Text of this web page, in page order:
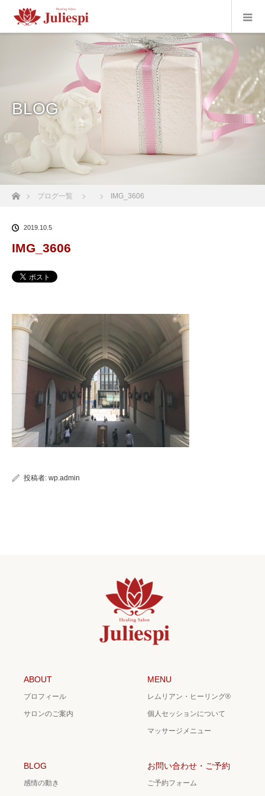
BLOG
ホームブログ一覧 IMG_3606
2019.10.5
IMG_3606
投稿者: wp.admin
ABOUT
プロフィール
サロンのご案内
MENU
レムリアン・ヒーリング®
個人セッションについて
マッサージメニュー
BLOG
感情の動き
お問い合わせ・ご予約
ご予約フォーム